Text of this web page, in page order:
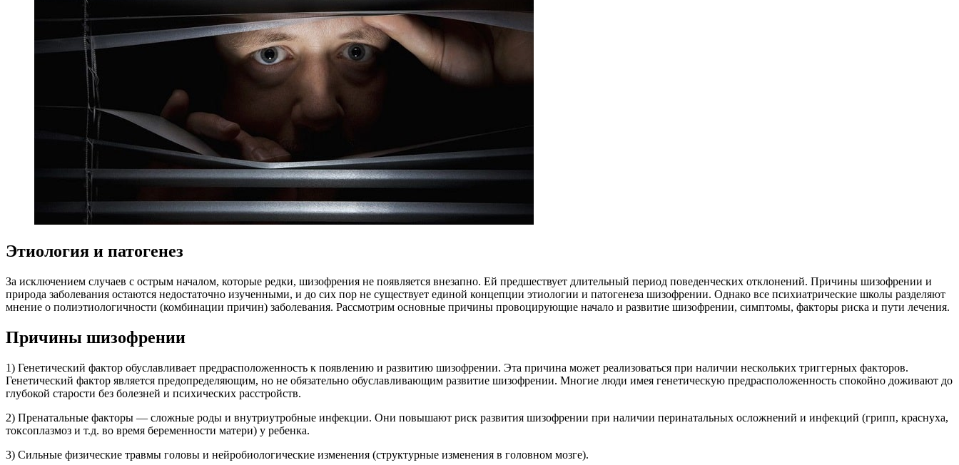
Этиология и патогенез
За исключением случаев с острым началом, которые редки, шизофрения не появляется внезапно. Ей предшествует длительный период поведенческих отклонений. Причины шизофрении и
природа заболевания остаются недостаточно изученными, и до сих пор не существует единой концепции этиологии и патогенеза шизофрении. Однако все психиатрические школы разделяют
мнение о полиэтиологичности (комбинации причин) заболевания. Рассмотрим основные причины провоцирующие начало и развитие шизофрении, симптомы, факторы риска и пути лечения.
Причины шизофрении
1) Генетический фактор обуславливает предрасположенность к появлению и развитию шизофрении. Эта причина может реализоваться при наличии нескольких триггерных факторов.
Генетический фактор является предопределяющим, но не обязательно обуславливающим развитие шизофрении. Многие люди имея генетическую предрасположенность спокойно доживают до
глубокой старости без болезней и психических расстройств.
2) Пренатальные факторы — сложные роды и внутриутробные инфекции. Они повышают риск развития шизофрении при наличии перинатальных осложнений и инфекций (грипп, краснуха,
токсоплазмоз и т.д. во время беременности матери) у ребенка.
3) Сильные физические травмы головы и нейробиологические изменения (структурные изменения в головном мозге).